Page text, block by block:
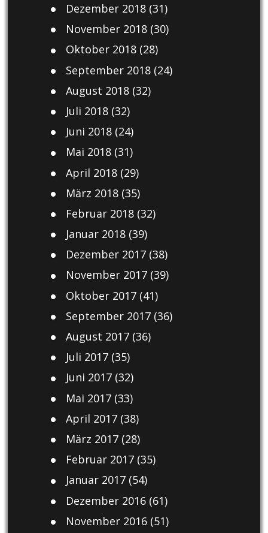
Dezember 2018(31)
November 2018(30)
Oktober 2018(28)
September 2018(24)
August 2018(32)
Juli 2018(32)
Juni 2018(24)
Mai 2018(31)
April 2018(29)
März 2018(35)
Februar 2018(32)
Januar 2018(39)
Dezember 2017(38)
November 2017(39)
Oktober 2017(41)
September 2017(36)
August 2017(36)
Juli 2017(35)
Juni 2017(32)
Mai 2017(33)
April 2017(38)
März 2017(28)
Februar 2017(35)
Januar 2017(54)
Dezember 2016(61)
November 2016(51)